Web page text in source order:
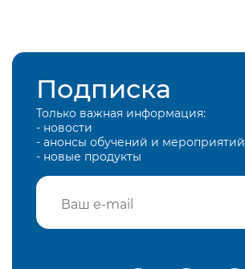
Подписка
Только важная информация:
- новости
- анонсы обучений и мероприятий
- новые продукты